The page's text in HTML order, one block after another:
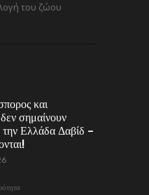
του ζώου
και
σημαίνουν
την Ελλάδα Δαβίδ –